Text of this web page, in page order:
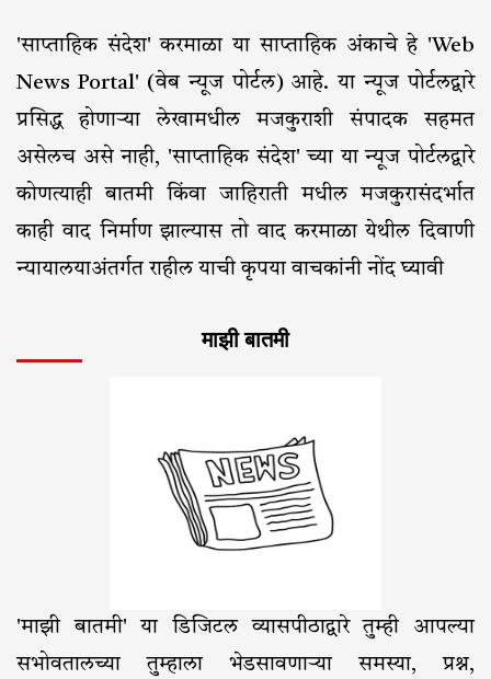
'साप्ताहिक संदेश' करमाळा या साप्ताहिक अंकाचे हे 'Web
News Portal' (वेब न्यूज पोर्टल) आहे. या न्यूज पोर्टलद्वारे
प्रसिद्ध होणाऱ्या लेखामधील मजकुराशी संपादक सहमत
असेलच असे नाही, 'साप्ताहिक संदेश' च्या या न्यूज पोर्टलद्वारे
कोणत्याही बातमी किंवा जाहिराती मधील मजकुरासंदर्भात
काही वाद निर्माण झाल्यास तो वाद करमाळा येथील दिवाणी
न्यायालयाअंतर्गत राहील याची कृपया वाचकांनी नोंद घ्यावी
माझी बातमी
'माझी बातमी' या डिजिटल व्यासपीठाद्वारे तुम्ही आपल्या
सभोवतालच्या तुम्हाला भेडसावणाऱ्या समस्या, प्रश्न,